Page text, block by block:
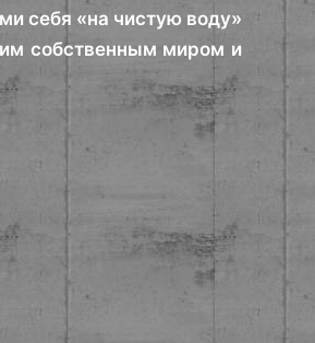
себя «на чистую воду»
собственным миром и